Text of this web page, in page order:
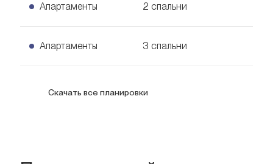
Апартаменты 2 спальни
2 спальни Апартаменты
Узнать цену99 кв. м.
Апартаменты 3 спальни
3 спальни Апартаменты
Скачать все планировки